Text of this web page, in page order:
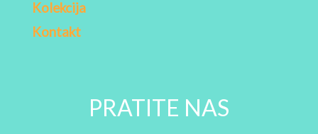
Kolekcija
Kontakt
PRATITE NAS